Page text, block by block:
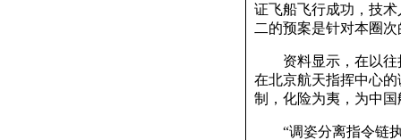
证飞船飞行成功，技
二的预案是针对本圈
资料显示，在以往执
在北京航天指挥中心
制，化险为夷，为中
“调姿分离指令链执